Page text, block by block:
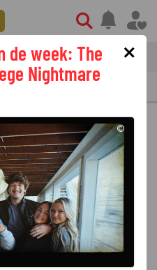
nieuws
GEMIST
×
de week: The
Nightmare
©